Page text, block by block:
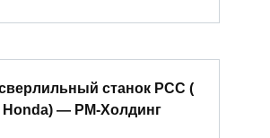
станок РСС (
Honda) — РМ-Холдинг